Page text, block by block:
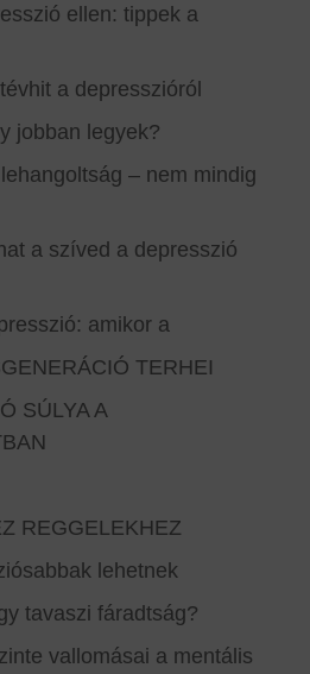
ellen: tippek a
a depresszióról
jobban legyek?
– nem mindig
a szíved a depresszió
amikor a
TERHEI
SÚLYA A
REGGELEKHEZ
lehetnek
tavaszi fáradtság?
vallomásai a mentális